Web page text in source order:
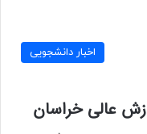
اخبار دانشجویی
عالی خراسان